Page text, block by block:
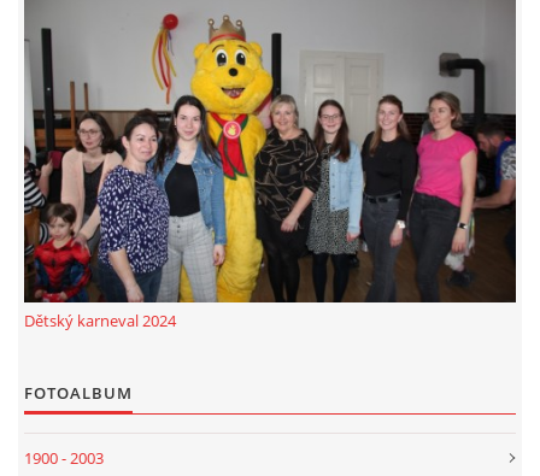
Dětský karneval 2024
FOTOALBUM
1900 - 2003